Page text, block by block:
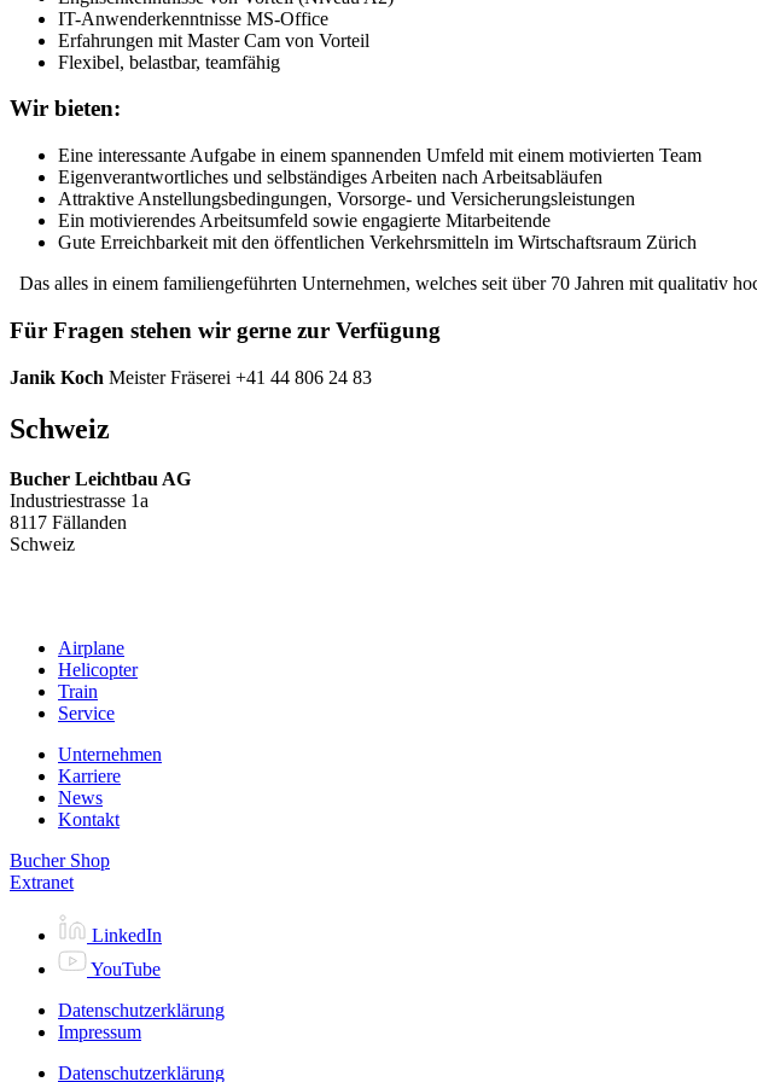
IT-Anwenderkenntnisse MS-Office
Erfahrungen mit Master Cam von Vorteil
Flexibel, belastbar, teamfähig
Wir bieten:
Eine interessante Aufgabe in einem spannenden Umfeld mit einem motivierten Team
Eigenverantwortliches und selbständiges Arbeiten nach Arbeitsabläufen
Attraktive Anstellungsbedingungen, Vorsorge- und Versicherungsleistungen
Ein motivierendes Arbeitsumfeld sowie engagierte Mitarbeitende
Gute Erreichbarkeit mit den öffentlichen Verkehrsmitteln im Wirtschaftsraum Zürich
Das alles in einem familiengeführten Unternehmen, welches seit über 70 Jahren mit qualitativ
Für Fragen stehen wir gerne zur Verfügung
Janik Koch Meister Fräserei +41 44 806 24 83
Schweiz
Bucher Leichtbau AG
Industriestrasse 1a
8117 Fällanden
Schweiz
Airplane
Helicopter
Train
Service
Unternehmen
Karriere
News
Kontakt
Bucher Shop
Extranet
LinkedIn
YouTube
Datenschutzerklärung
Impressum
Datenschutzerklärung